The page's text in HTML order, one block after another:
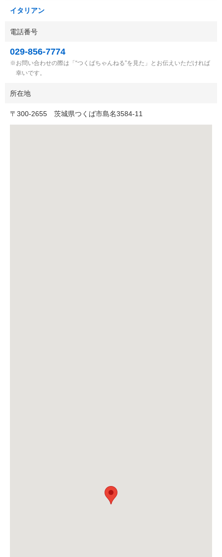
イタリアン
電話番号
029-856-7774
お問い合わせの際は「“つくばちゃんねる”を見た」とお伝えいただければ
幸いです。
所在地
〒 300-2655 茨城県つくば市島名3584-11